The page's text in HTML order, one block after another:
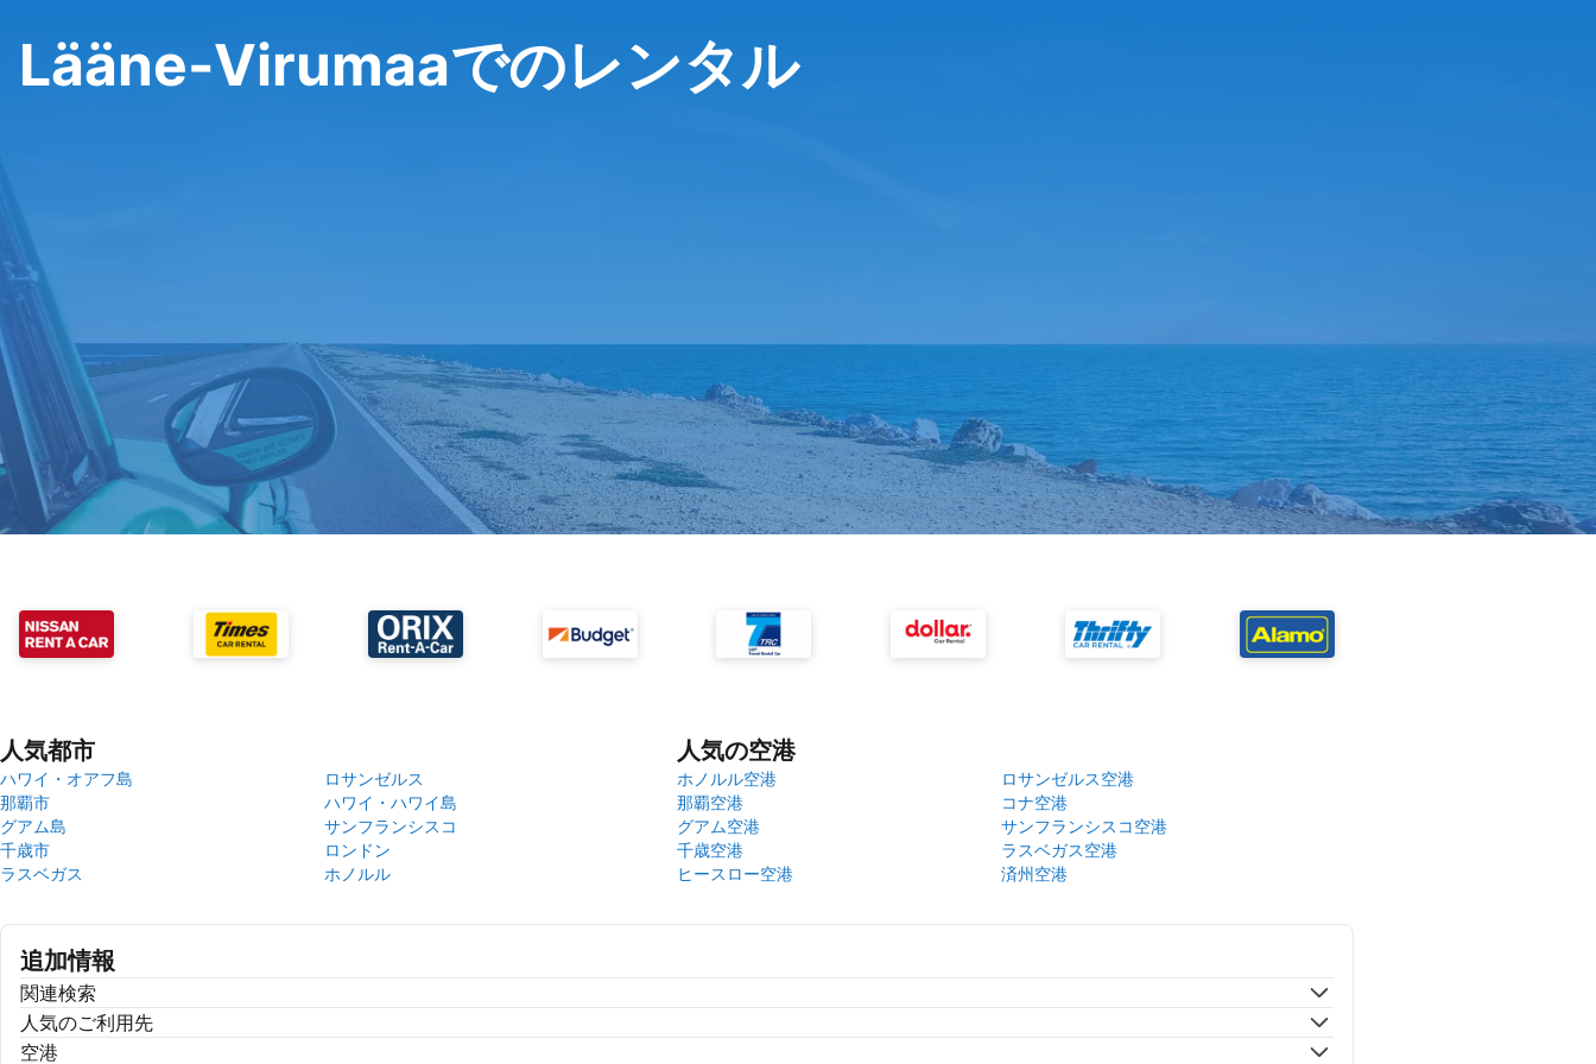
Lääne-Virumaaでのレンタル
人気都市
ハワイ・オアフ島
ロサンゼルス
那覇市
ハワイ・ハワイ島
グアム島
サンフランシスコ
千歳市
ロンドン
ラスベガス
ホノルル
人気の空港
ホノルル空港
ロサンゼルス空港
那覇空港
コナ空港
グアム空港
サンフランシスコ空港
千歳空港
ラスベガス空港
ヒースロー空港
済州空港
追加情報
関連検索
人気のご利用先
空港